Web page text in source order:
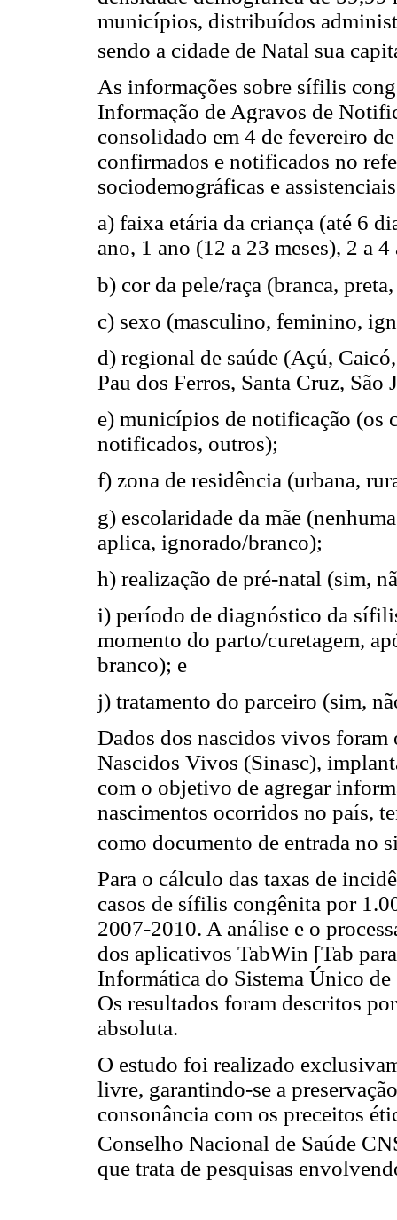
municípios, distribuídos
sendo a cidade de Natal sua
As informações sobre sífilis
Informação de Agravos de
consolidado em 4 de fevereiro
confirmados e notificados no
sociodemográficas e
a) faixa etária da criança (até 6
ano, 1 ano (12 a 23 meses), 2 a
b) cor da pele/raça (branca,
c) sexo (masculino, feminino,
d) regional de saúde (Açú,
Pau dos Ferros, Santa Cruz, São
e) municípios de notificação (os
notificados, outros);
f) zona de residência (urbana,
g) escolaridade da mãe
aplica, ignorado/branco);
h) realização de pré-natal (sim,
i) período de diagnóstico da
momento do parto/curetagem,
branco); e
j) tratamento do parceiro (sim,
Dados dos nascidos vivos
Nascidos Vivos (Sinasc),
com o objetivo de agregar
nascimentos ocorridos no país,
como documento de entrada no
Para o cálculo das taxas de
casos de sífilis congênita por
2007-2010. A análise e o
dos aplicativos TabWin [Tab
Informática do Sistema Único
Os resultados foram descritos
absoluta.
O estudo foi realizado
livre, garantindo-se a
consonância com os preceitos
Conselho Nacional de Saúde
que trata de pesquisas